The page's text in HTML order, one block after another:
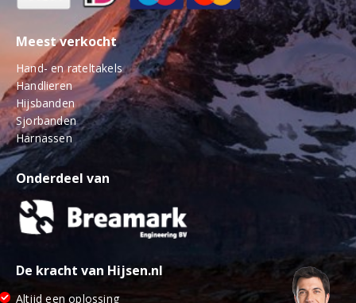
Meest verkocht
Hand- en rateltakels
Handlieren
Hijsbanden
Sjorbanden
Harnassen
Onderdeel van
De kracht van Hijsen.nl
Altijd een oplossing